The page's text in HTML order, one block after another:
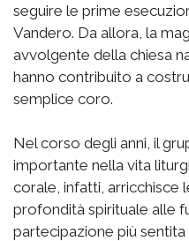
seguire le prime
Vandero. Da allora, la
avvolgente della chiesa
hanno contribuito a
semplice coro.
Nel corso degli anni, il
importante nella vita
corale, infatti, arricchisce
profondità spirituale alle
partecipazione più